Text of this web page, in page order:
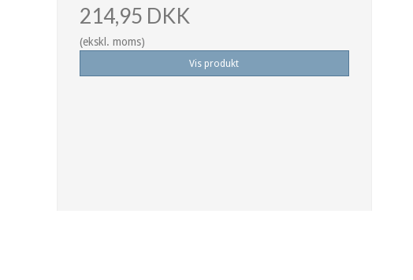
214,95 DKK
(ekskl. moms)
Vis produkt